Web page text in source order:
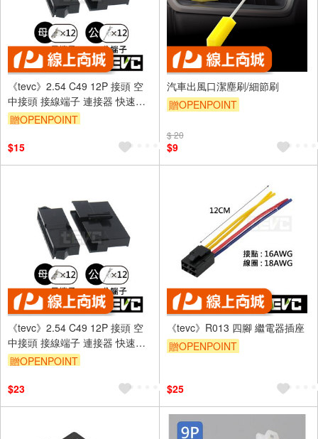
《tevc》2.54 C49 12P 接頭 空
中接頭 接線端子 連接器 快速公
母端子 電線接頭 SM接頭 小接頭
贈OPENPOINT
$15
汽車出風口潔塵刷/細節刷
贈OPENPOINT
$ 20
$9
《tevc》2.54 C49 12P 接頭 空
中接頭 接線端子 連接器 快速公
母端子 電線接頭 SM接頭 小接頭
贈OPENPOINT
$23
《tevc》R013 四腳 繼電器插座
贈OPENPOINT
$25